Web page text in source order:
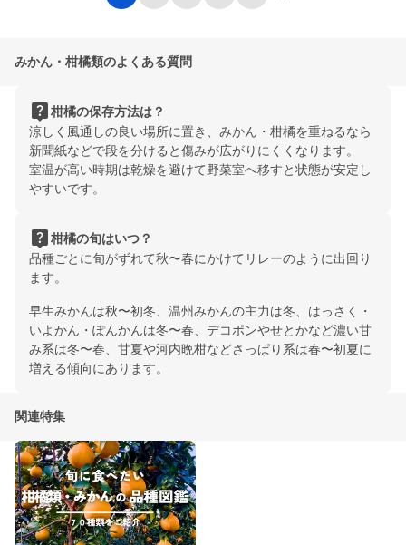
みかん・柑橘類のよくある質問
live_help柑橘の保存方法は？
涼しく風通しの良い場所に置き、みかん・柑橘を重ねるなら
新聞紙などで段を分けると傷みが広がりにくくなります。
室温が高い時期は乾燥を避けて野菜室へ移すと状態が安定し
やすいです。
live_help柑橘の旬はいつ？
品種ごとに旬がずれて秋〜春にかけてリレーのように出回り
ます。
早生みかんは秋〜初冬、温州みかんの主力は冬、はっさく・
いよかん・ぽんかんは冬〜春、デコポンやせとかなど濃い甘
み系は冬〜春、甘夏や河内晩柑などさっぱり系は春〜初夏に
増える傾向にあります。
関連特集